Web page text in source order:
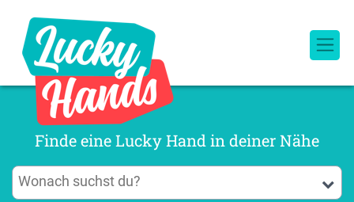
Finde eine Lucky Hand in deiner Nähe